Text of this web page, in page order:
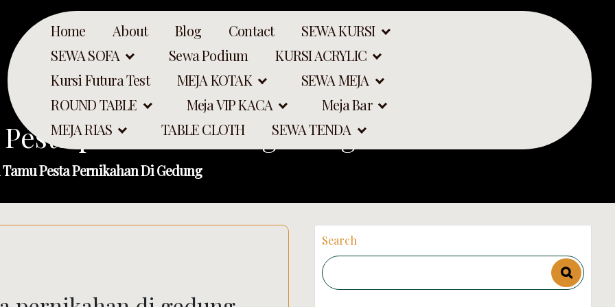
Home About Blog Contact
SEWA KURSI
SEWA SOFA
Sewa Podium
KURSI ACRYLIC
Kursi Futura Test
MEJA KOTAK
SEWA MEJA
ROUND TABLE
Meja VIP KACA
Meja Bar
MEJA RIAS
TABLE CLOTH SEWA TENDA
pernikahan Di gedung
Tamu Pesta Pernikahan Di Gedung
Search